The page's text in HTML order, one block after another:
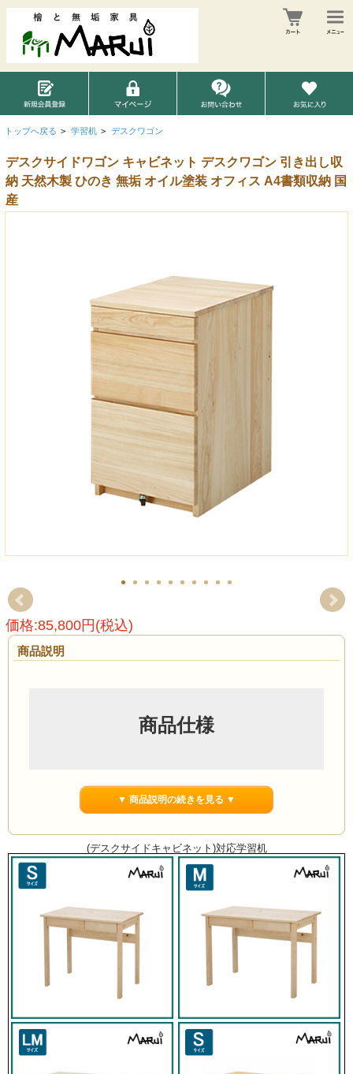
トップへ戻る > 学習机 > デスクワゴン
デスクサイドワゴン キャビネット デスクワゴン 引き出し収
納 天然木製 ひのき 無垢 オイル塗装 オフィス A4書類収納 国
産
価格:85,800円(税込)
商品説明
商品仕様
幅42cm
奥行60cm
高さ70cm
奥行52.5cm
(中段)
▼ 商品説明の続きを見る ▼
(デスクサイドキャビネット)対応学習机